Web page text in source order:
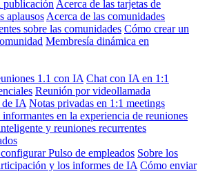
publicación Acerca de las tarjetas de
aplausos Acerca de las comunidades
sobre las comunidades Cómo crear un
Membresía dinámica en
1.1 con IA Chat con IA en 1:1
Reunión por videollamada
de IA Notas privadas en 1:1 meetings
en la experiencia de reuniones
y reuniones recurrentes
Pulso de empleados Sobre los
y los informes de IA Cómo enviar